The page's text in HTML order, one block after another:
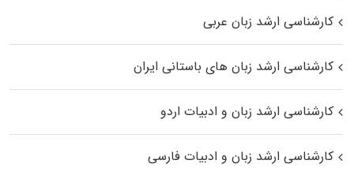
کارشناسی ارشد زبان عربی
کارشناسی ارشد زبان‌ های باستانی ایران
کارشناسی ارشد زبان و ادبیات اردو
کارشناسی ارشد زبان و ادبیات فارسی